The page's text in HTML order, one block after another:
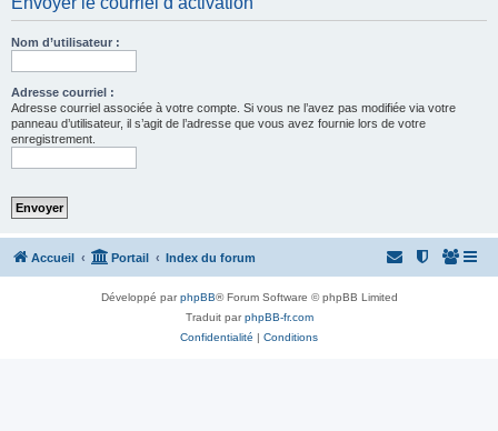
Nom d’utilisateur :
Adresse courriel :
Adresse courriel associée à votre compte. Si vous ne l’avez pas modifiée via votre
panneau d’utilisateur, il s’agit de l’adresse que vous avez fournie lors de votre
enregistrement.
Accueil Portail Index du forum
Développé parphpBB® Forum Software © phpBB Limited
Traduit parphpBB-fr.com
Confidentialité | Conditions